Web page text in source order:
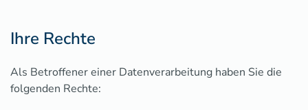
Ihre Rechte
Als Betroffener einer Datenverarbeitung haben Sie die
folgenden Rechte: